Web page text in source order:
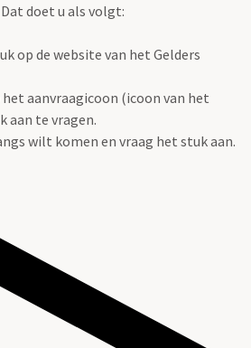
doet u als volgt:
op de website van het Gelders
aanvraagicoon (icoon van het
aan te vragen.
wilt komen en vraag het stuk aan.